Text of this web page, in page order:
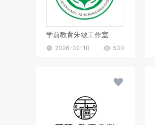
学前教育朱敏工作室
2026-02-10 530